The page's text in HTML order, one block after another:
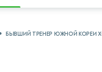
БЫВШИЙ ТРЕНЕР ЮЖНОЙ КОРЕИ